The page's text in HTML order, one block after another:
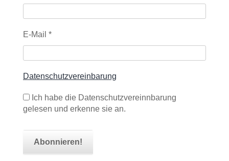
E-Mail *
Datenschutzvereinbarung
Ich habe die Datenschutzvereinnbarung
gelesen und erkenne sie an.